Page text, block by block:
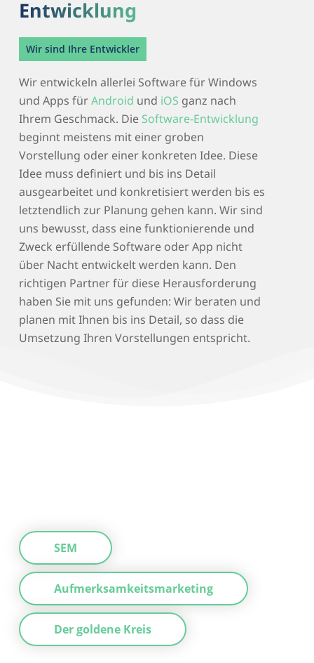
Entwicklung
Wir sind Ihre Entwickler
Wir entwickeln allerlei Software für Windows
und Apps fürAndroid und iOS ganz nach
Ihrem Geschmack. Die Software-Entwicklung
beginnt meistens mit einer groben
Vorstellung oder einer konkreten Idee. Diese
Idee muss definiert und bis ins Detail
ausgearbeitet und konkretisiert werden bis es
letztendlich zur Planung gehen kann. Wir sind
uns bewusst, dass eine funktionierende und
Zweck erfüllende Software oder App nicht
über Nacht entwickelt werden kann. Den
richtigen Partner für diese Herausforderung
haben Sie mit uns gefunden: Wir beraten und
planen mit Ihnen bis ins Detail, so dass die
Umsetzung Ihren Vorstellungen entspricht.
SEM
Aufmerksamkeitsmarketing
Der goldene Kreis